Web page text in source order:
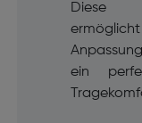
Diese
ein